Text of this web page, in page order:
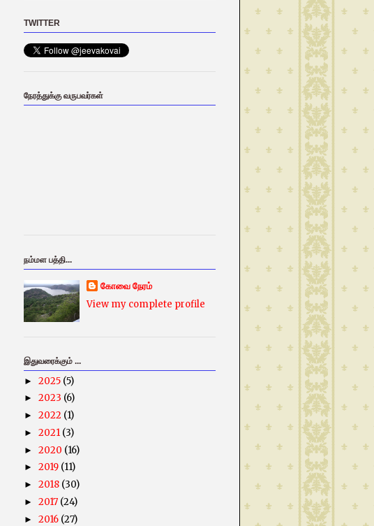
TWITTER
நேரத்துக்கு வருபவர்கள்
நம்மள பத்தி...
கோவை நேரம்
View my complete profile
இதுவரைக்கும் ...
► 2025 (5)
► 2023 (6)
► 2022 (1)
► 2021 (3)
► 2020 (16)
► 2019 (11)
► 2018 (30)
► 2017 (24)
► 2016 (27)